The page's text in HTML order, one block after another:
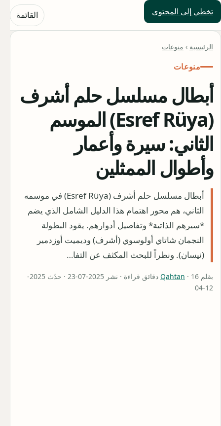
تخطي إلى المحتوى
حلول العالم القائمة
الرئيسية › منوعات
منوعات
أبطال مسلسل حلم أشرف
(Esref Rüya) الموسم
الثاني: سيرة وأعمار
وأطوال الممثلين
أبطال مسلسل حلم أشرف (Esref Rüya) في موسمه
الثاني، هم محور اهتمام هذا الدليل الشامل الذي يضم
*سيرهم الذاتية* وتفاصيل أدوارهم. يقود البطولة
النجمان شاتاي أولوسوي (أشرف) وديميت أوزدمير
(نيسان). ونظراً للبحث المكثف عن التفا…
بقلم Qahtan
· 16 دقائق قراءة · نشر 2025-07-23 · حدّث 2025-
12-04